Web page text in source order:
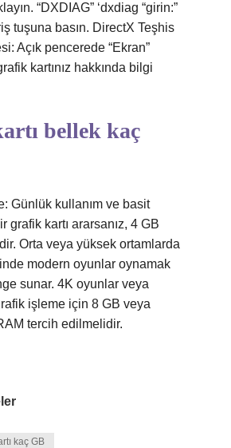
“DXDIAG” ‘dxdiag “girin:”
tuşuna basın. DirectX Teşhis
Açık pencerede “Ekran”
kartınız hakkında bilgi
bellek kaç
Günlük kullanım ve basit
grafik kartı ararsanız, 4 GB
Orta veya yüksek ortamlarda
modern oyunlar oynamak
sunar. 4K oyunlar veya
işleme için 8 GB veya
tercih edilmelidir.
kaç GB